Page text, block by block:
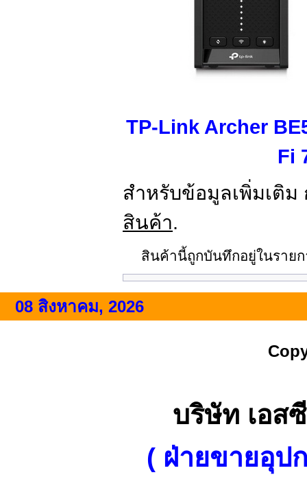
TP-Link Archer
Fi
สำหรับข้อมูลเพิ่มเติ
สินค้า.
สินค้านี้ถูกบันทึกอยู่ในราย
08 สิงหาคม, 2026
บริษัท เอส
( ฝ่ายขายอุป